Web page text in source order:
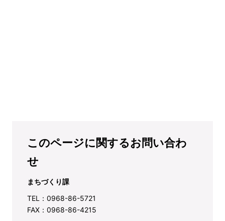
このページに関するお問い合わ
せ
まちづくり課
TEL：0968-86-5721
FAX：0968-86-4215